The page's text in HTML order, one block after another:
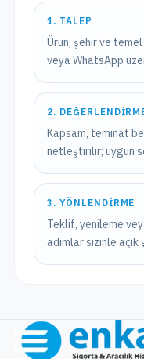
1. TALEP
Ürün, şehir ve
veya WhatsApp
2.
Kapsam, teminat
netleştirilir; uygun
3. YÖNLENDIRME
Teklif, yenileme
adımlar sizinle açık